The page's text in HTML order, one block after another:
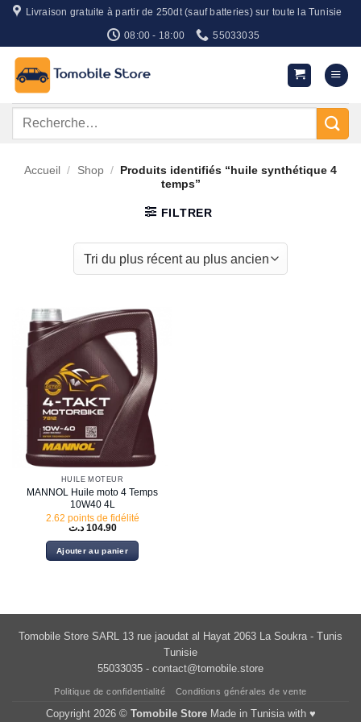
Passer
contenu
Livraison gratuite à partir de 250dt (sauf batteries) sur toute la Tunisie
08:00 - 18:00 55033035
Recherche
Accueil / Shop / Produits identifiés “huile synthétique 4
temps”
FILTRER
HUILE MOTEUR
MANNOL Huile moto 4 Temps
10W40 4L
2.62 points de fidélité
104.90 د.ت
Ajouter au panier
Tomobile Store SARL 13 rue jaoudat al Hayat 2063 La Soukra - Tunis
Tunisie
55033035 - contact@tomobile.store
Politique de confidentialité Conditions générales de vente
Copyright 2026 © Tomobile StoreMade in Tunisia with ♥